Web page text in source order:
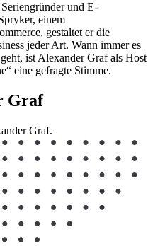
und E-
einem
gestaltet er die
jeder Art. Wann immer es
ist Alexander Graf als Host
eine gefragte Stimme.
Graf
Graf.